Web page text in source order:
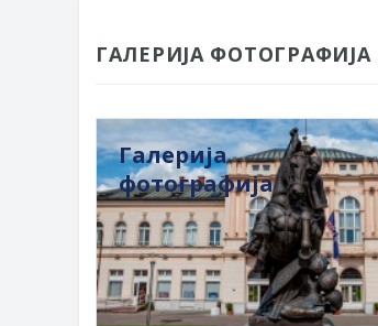
ГАЛЕРИЈА ФОТОГРАФИЈА
Галерија
фотографија